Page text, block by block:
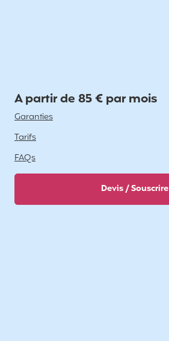
A partir de 85 € par mois
Garanties
Tarifs
FAQs
Devis / Souscrire